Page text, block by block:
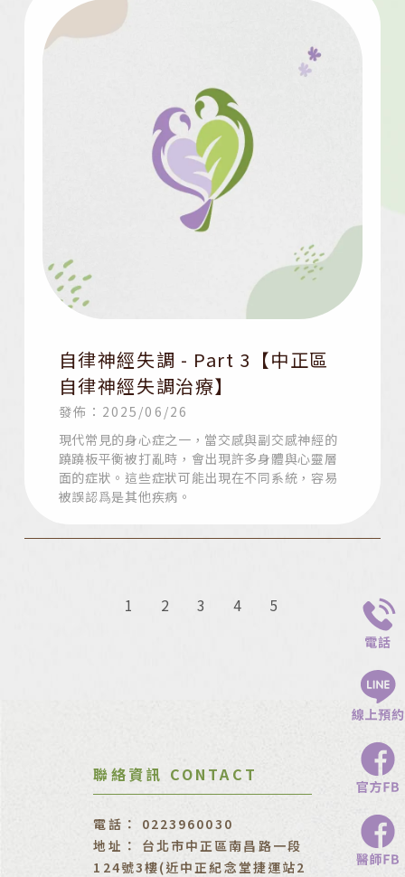
自律神經失調 - Part 3【中正區
自律神經失調治療】
發佈：2025/06/26
現代常見的身心症之一，當交感與副交感神經的
蹺蹺板平衡被打亂時，會出現許多身體與心靈層
面的症狀。這些症狀可能出現在不同系統，容易
被誤認爲是其他疾病。
1 2 3 4 5
0223960030
台北市中正區南昌路一段
124號3樓(近中正紀念堂捷運站2